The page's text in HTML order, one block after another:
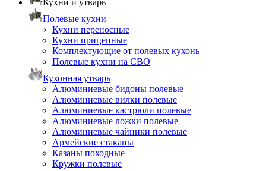
Кухни и утварь
Полевые кухни
Кухни переносные
Кухни прицепные
Комплектующие от полевых кухонь
Полевые кухни на СВО
Кухонная утварь
Алюминиевые бидоны полевые
Алюминиевые вилки полевые
Алюминиевые кастрюли полевые
Алюминиевые ложки полевые
Алюминиевые чайники полевые
Армейские стаканы
Казаны походные
Кружки полевые